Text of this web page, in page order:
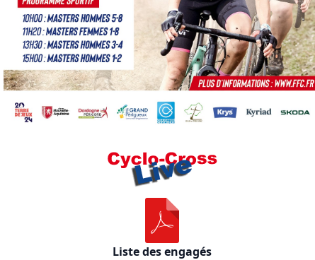
Liste des engagés